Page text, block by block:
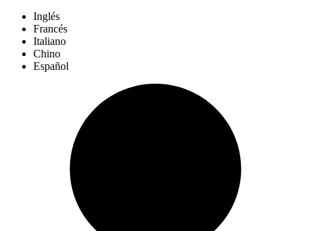
Inglés
Francés
Italiano
Chino
Español